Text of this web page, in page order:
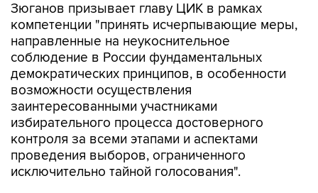
Зюганов призывает главу ЦИК в рамках
компетенции "принять исчерпывающие меры,
направленные на неукоснительное
соблюдение в России фундаментальных
демократических принципов, в особенности
возможности осуществления
заинтересованными участниками
избирательного процесса достоверного
контроля за всеми этапами и аспектами
проведения выборов, ограниченного
исключительно тайной голосования".